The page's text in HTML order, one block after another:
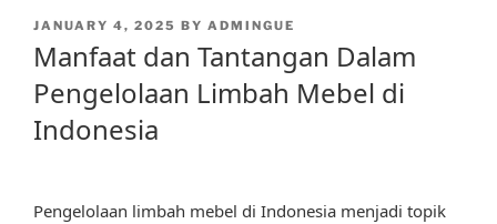
POSTED
JANUARY 4, 2025 BY ADMINGUE
Manfaat dan Tantangan Dalam
Pengelolaan Limbah Mebel di
Indonesia
Pengelolaan limbah mebel di Indonesia menjadi topik